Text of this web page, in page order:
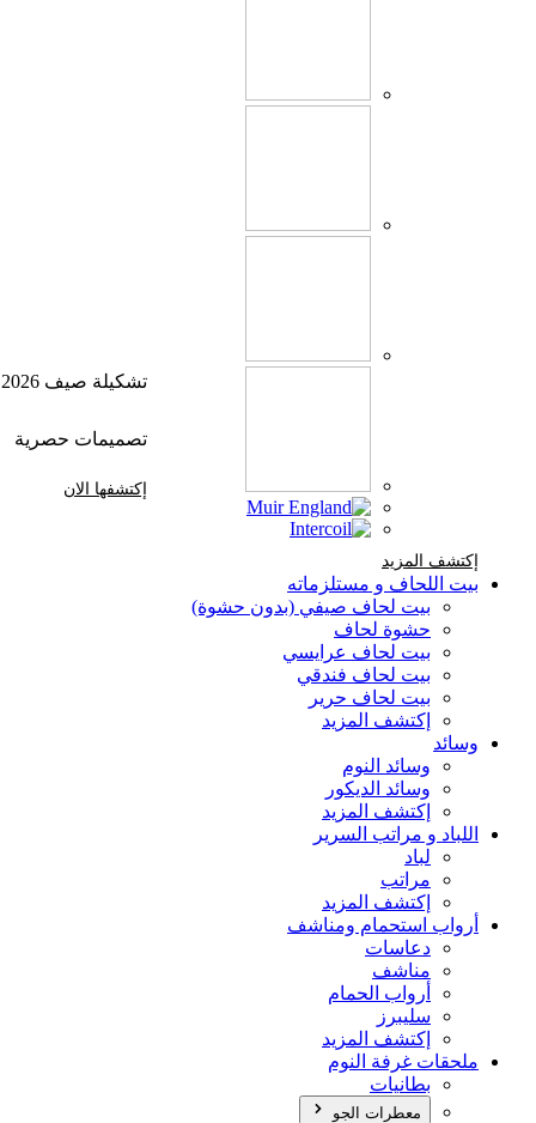
إكتشف المزيد
تشكيلة صيف 2026
تصميمات حصرية
إكتشفها الان
بيت اللحاف و مستلزماته
بيت لحاف صيفي (بدون حشوة)
حشوة لحاف
بيت لحاف عرايسي
بيت لحاف فندقي
بيت لحاف حرير
إكتشف المزيد
وسائد
وسائد النوم
وسائد الديكور
إكتشف المزيد
اللباد و مراتب السرير
لباد
مراتب
إكتشف المزيد
أرواب استحمام ومناشف
دعاسات
مناشف
أرواب الحمام
سليبرز
إكتشف المزيد
ملحقات غرفة النوم
بطانيات
معطرات الجو